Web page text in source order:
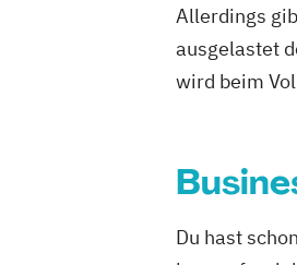
Allerdings
ausgelastet
wird beim
Du hast